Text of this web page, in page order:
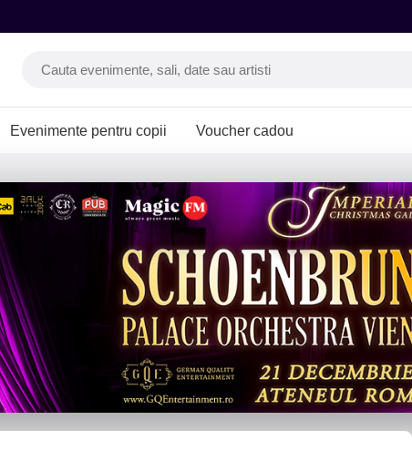
Evenimente pentru copii Voucher cadou